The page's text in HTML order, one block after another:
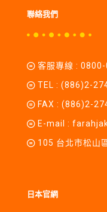
聯絡我們
客服專線 :
TEL : (886)2-
FAX : (886)2-
E-mail :
105 台北市松山
日本官網